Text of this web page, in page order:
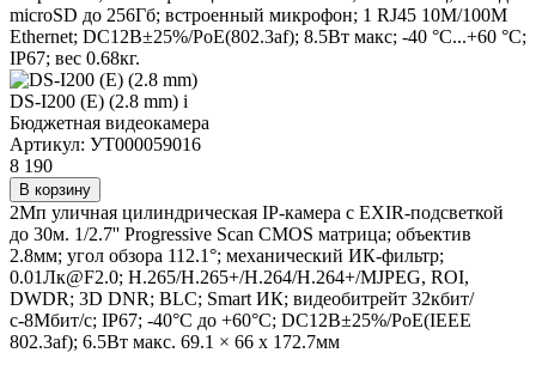
microSD до 256Гб; встроенный микрофон; 1 RJ45 10M/100M
Ethernet; DC12В±25%/PoE(802.3af); 8.5Вт макс; -40 °C...+60 °C;
IP67; вес 0.68кг.
DS-I200 (E) (2.8 mm) i
Бюджетная видеокамера
Артикул: УТ000059016
8 190
В корзину
2Мп уличная цилиндрическая IP-камера с EXIR-подсветкой
до 30м. 1/2.7'' Progressive Scan CMOS матрица; объектив
2.8мм; угол обзора 112.1°; механический ИК-фильтр;
0.01Лк@F2.0; H.265/H.265+/H.264/H.264+/MJPEG, ROI,
DWDR; 3D DNR; BLC; Smart ИК; видеобитрейт 32кбит/
с-8Мбит/с; IP67; -40°C до +60°C; DC12В±25%/PoE(IEEE
802.3af); 6.5Вт макс. 69.1 × 66 х 172.7мм